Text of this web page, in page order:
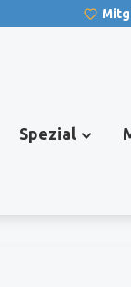
Spezial